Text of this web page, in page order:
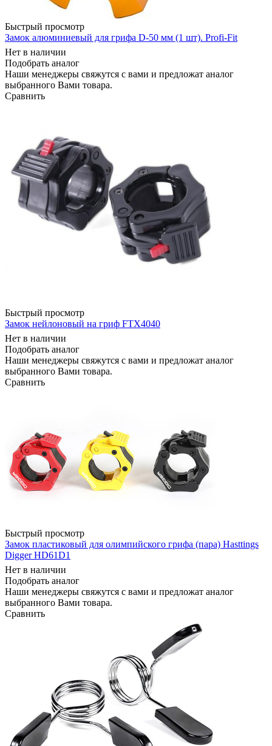
Быстрый просмотр
Замок алюминиевый для грифа D-50 мм (1 шт). Profi-Fit
Нет в наличии
Подобрать аналог
Наши менеджеры свяжутся с вами и предложат аналог
выбранного Вами товара.
Сравнить
Быстрый просмотр
Замок нейлоновый на гриф FTX4040
Нет в наличии
Подобрать аналог
Наши менеджеры свяжутся с вами и предложат аналог
выбранного Вами товара.
Сравнить
Быстрый просмотр
Замок пластиковый для олимпийского грифа (пара) Hasttings
Digger HD61D1
Нет в наличии
Подобрать аналог
Наши менеджеры свяжутся с вами и предложат аналог
выбранного Вами товара.
Сравнить